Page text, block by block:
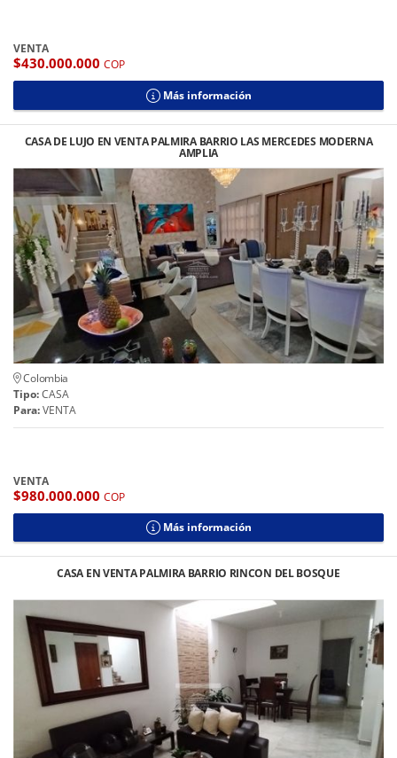
VENTA
$430.000.000 COP
Más información
CASA DE LUJO EN VENTA PALMIRA BARRIO LAS MERCEDES MODERNA
AMPLIA
Colombia
Tipo:CASA
Para:VENTA
VENTA
$980.000.000 COP
Más información
CASA EN VENTA PALMIRA BARRIO RINCON DEL BOSQUE